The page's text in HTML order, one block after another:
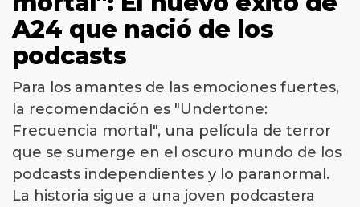
A24 que nació de los
podcasts
Para los amantes de las emociones fuertes,
la recomendación es "Undertone:
Frecuencia mortal", una película de terror
que se sumerge en el oscuro mundo de los
podcasts independientes y lo paranormal.
La historia sigue a una joven podcastera